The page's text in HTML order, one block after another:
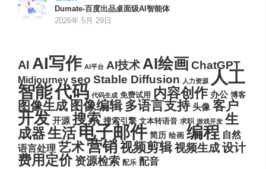
Dumate-百度出品桌面级AI智能体
2026年 5月 29日
AI AI写作 AI平台 AI技术AI绘画ChatGPT
Midjourney seo Stable Diffusion 人力资源 人工
智能代码 代码生成 免费试用 内容创作 办公 博客
图像生成 图像编辑 多语言支持 头像 客户
开发 开源 搜索 搜索引擎 文本转语音 求职 游戏开发 生
成器生活电子邮件 简历 绘画 编程 自然
语言处理 艺术营销视频剪辑视频生成设计
费用定价 资源检索 配乐 配音